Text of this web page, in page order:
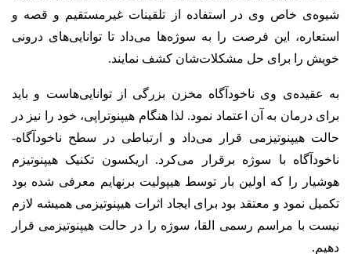
شیوه‌ی خاص وی در استفاده از تلقینات غیرمستقیم و قصه و
استعاره، این فرصت را به سوژه‌ها می‌داد تا توانایی‌های درونی
خویش را برای حل مشکلات‌شان کشف نمایند.
به عقیده‌ی وی ناخودآگاه مخزن بزرگی از توانایی‌هاست و باید
برای درمان به آن اعتماد نمود. لذا هنگام هیپنوتراپی، خود را نیز در
حالت هیپنوتیزمی قرار می‌داد و ارتباطی در سطح ناخودآگاه-
ناخودآگاه با سوژه برقرار می‌کرد. اریکسون تکنیک هیپنوتیزم
هوشیار را که اولین بار توسط هیپولیت برنهایم معرفی شده بود
تکمیل نمود و معتقد بود برای ایجاد اثرات هیپنوتیزمی همیشه لازم
نیست با مراسم رسمی القا، سوژه را در حالت هیپنوتیزمی قرار
دهیم.